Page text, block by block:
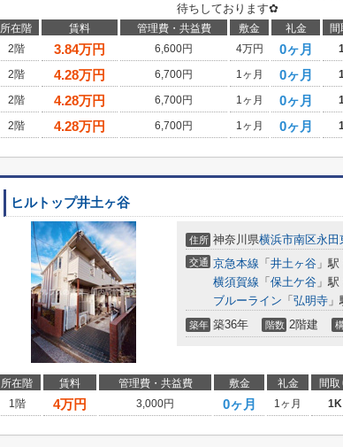
待ちしております✿
所在階 賃料 管理費・共益費 敷金 礼金 間
2階
3.84万円 6,600円 4万円 0ヶ月
2階
4.28万円 6,700円 1ヶ月 0ヶ月
2階
4.28万円 6,700円 1ヶ月 0ヶ月
2階
4.28万円 6,700円 1ヶ月 0ヶ月
ヒルトップ井土ヶ谷
住所 神奈川県横浜市南区永田
交通 京急本線 「 井土ヶ谷 」
横須賀線 「 保土ケ谷 」
ブルーライン 「 弘明寺
築年 築36年 階数 2階建
所在階 賃料 管理費・共益費 敷金 礼金 間取
1階
4万円 3,000円 0ヶ月 1ヶ月 1K